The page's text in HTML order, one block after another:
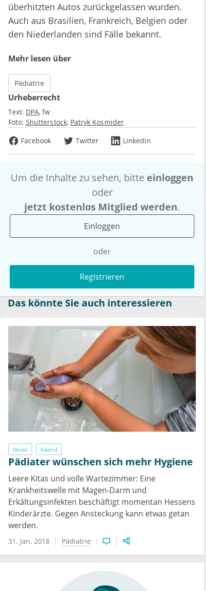
überhitzten Autos zurückgelassen wurden.
Auch aus Brasilien, Frankreich, Belgien oder
den Niederlanden sind Fälle bekannt.
Mehr lesen über
Pädiatrie
Urheberrecht
Text: DPA fw
Foto: Shutterstock Patryk Kosmider
Facebook
Twitter LinkedIn
Um die Inhalte zu sehen, bitte einloggen
oder
jetzt kostenlos Mitglied werden.
Einloggen
oder
Registrieren
Das könnte Sie auch interessieren
News Inland
Pädiater wünschen sich mehr Hygiene
Leere Kitas und volle Wartezimmer: Eine
Krankheitswelle mit Magen-Darm und
Erkältungsinfekten beschäftigt momentan Hessens
Kinderärzte. Gegen Ansteckung kann etwas getan
werden.
31. Jan. 2018 Pädiatrie